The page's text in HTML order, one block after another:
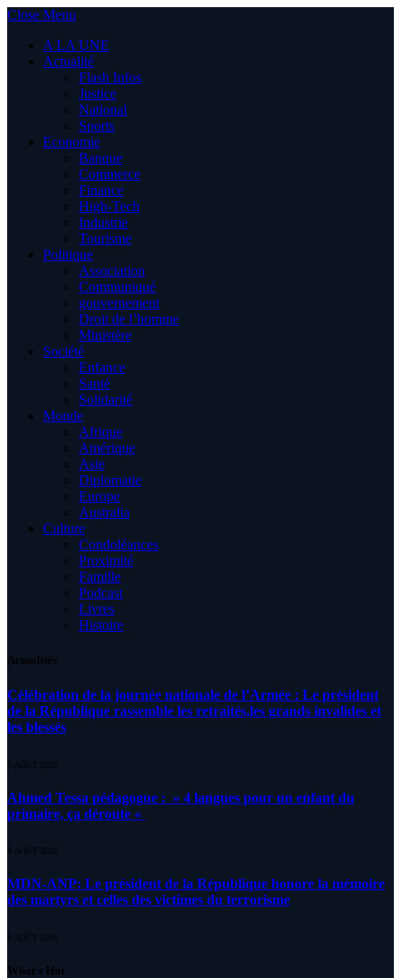
Close Menu
A LA UNE
Actualité
Flash Infos
Justice
National
Sports
Economie
Banque
Commerce
Finance
High-Tech
Industrie
Tourisme
Politique
Association
Communiqué
gouvernement
Droit de l’homme
Ministère
Société
Enfance
Santé
Solidarité
Monde
Afrique
Amérique
Asie
Diplomatie
Europe
Australia
Culture
Condoléances
Proximité
Famille
Podcast
Livres
Histoire
Actualités
Célébration de la journée nationale de l’Armée : Le président
de la République rassemble les retraités,les grands invalides et
les blessés
5 AOÛT 2026
Ahmed Tessa pédagogue : » 4 langues pour un enfant du
primaire, ça déroute «
4 AOÛT 2026
MDN-ANP: Le président de la République honore la mémoire
des martyrs et celles des victimes du terrorisme
4 AOÛT 2026
What's Hot